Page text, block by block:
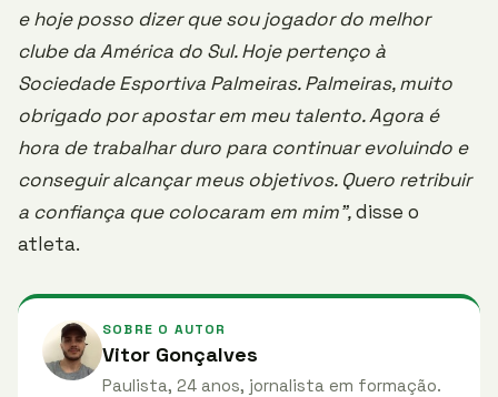
e hoje posso dizer que sou jogador do melhor
clube da América do Sul. Hoje pertenço à
Sociedade Esportiva Palmeiras. Palmeiras, muito
obrigado por apostar em meu talento. Agora é
hora de trabalhar duro para continuar evoluindo e
conseguir alcançar meus objetivos. Quero retribuir
a confiança que colocaram em mim”,disse o
atleta.
SOBRE O AUTOR
Vitor Gonçalves
Paulista, 24 anos, jornalista em formação.